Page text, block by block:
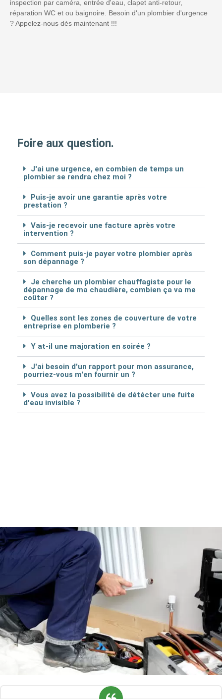
inspection par caméra, entrée d'eau, clapet anti-retour,
réparation WC et ou baignoire. Besoin d'un plombier d'urgence
? Appelez-nous dès maintenant !!!
Foire aux question.
J'ai une urgence, en combien de temps un
plombier se rendra chez moi ?
Puis-je avoir une garantie après votre
prestation ?
Vais-je recevoir une facture après votre
intervention ?
Comment puis-je payer votre plombier après
son dépannage ?
Je cherche un plombier chauffagiste pour le
dépannage de ma chaudière, combien ça va me
coûter ?
Quelles sont les zones de couverture de votre
entreprise en plomberie ?
Y at-il une majoration en soirée ?
J'ai besoin d'un rapport pour mon assurance,
pourriez-vous m'en fournir un ?
Vous avez la possibilité de détécter une fuite
d'eau invisible ?